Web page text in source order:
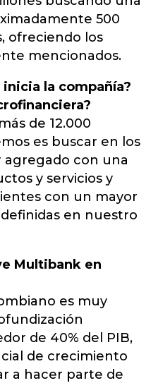
500
ofreciendo los
mencionados.
la compañía?
de 12.000
es buscar en los
agregado con una
y servicios y
con un mayor
en nuestro
Multibank en
es muy
de 40% del PIB,
de crecimiento
a hacer parte de